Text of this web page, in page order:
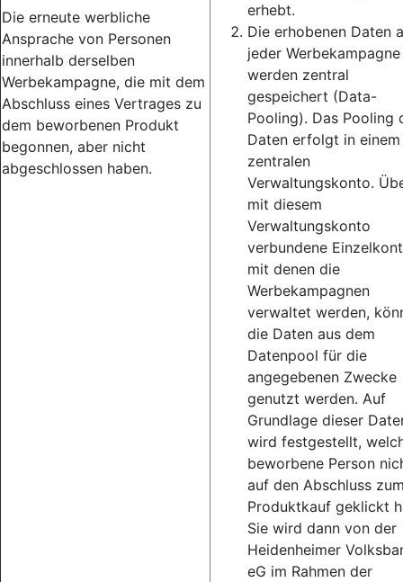
Die erneute werbliche
Ansprache von Personen
innerhalb derselben
Werbekampagne, die mit dem
Abschluss eines Vertrages zu
dem beworbenen Produkt
begonnen, aber nicht
abgeschlossen haben.
erhebt.
Die erhobenen Daten
jeder Werbekampagne
werden zentral
gespeichert (Data-
Pooling). Das Pooling
Daten erfolgt in einem
zentralen
Verwaltungskonto.
mit diesem
Verwaltungskonto
verbundene
mit denen die
Werbekampagnen
verwaltet werden,
die Daten aus dem
Datenpool für die
angegebenen Zwecke
genutzt werden. Auf
Grundlage dieser
wird festgestellt,
beworbene Person
auf den Abschluss
Produktkauf geklickt
Sie wird dann von der
Heidenheimer
eG im Rahmen der